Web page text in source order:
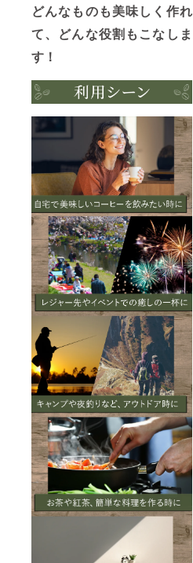
どんなものも美味しく作れ
て、どんな役割もこなしま
す！